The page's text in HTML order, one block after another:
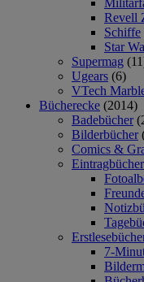
Revell
Schiffe
Star
Supermag
Ugears (6)
VTech
Bücherecke (2014)
Badebücher
Bilderbücher
Comics &
Eintragbücher
7-